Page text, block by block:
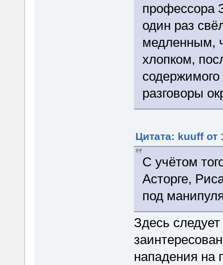
профессора
один раз
медленным,
хлопком,
содержимого
разговоры
Цитата: kuuff от
С учётом
Асторге,
под
Здесь
нападения на